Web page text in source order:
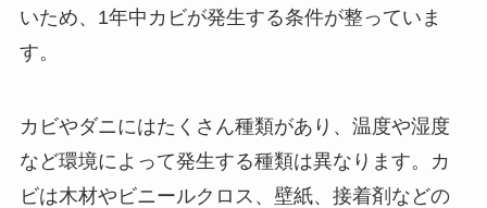
いため、1年中カビが発生する条件が整っていま
す。
カビやダニにはたくさん種類があり、温度や湿度
など環境によって発生する種類は異なります。カ
ビは木材やビニールクロス、壁紙、接着剤などの